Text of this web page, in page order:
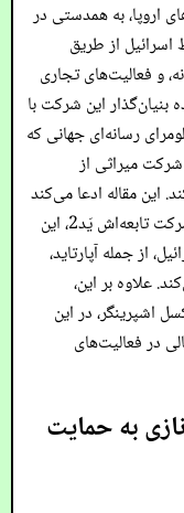
اروپا، به همدستی در
از طریق
و فعالیت‌های تجاری
این شرکت با
رسانه‌ای جهانی که
میراثی از
این مقاله ادعا می‌کند
که اقدامات اکسل اشپرینگر، به‌ویژه از طریق شرکت تابعه‌اش یَد2، این
از جمله آپارتاید،
علاوه بر این،
اشپرینگر، در این
در فعالیت‌های
به حمایت